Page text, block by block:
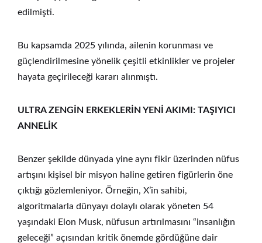
edilmişti.
Bu kapsamda 2025 yılında, ailenin korunması ve
güçlendirilmesine yönelik çeşitli etkinlikler ve projeler
hayata geçirileceği kararı alınmıştı.
ULTRA ZENGİN ERKEKLERİN YENİ AKIMI: TAŞIYICI
ANNELİK
Benzer şekilde dünyada yine aynı fikir üzerinden nüfus
artışını kişisel bir misyon haline getiren figürlerin öne
çıktığı gözlemleniyor. Örneğin, X’in sahibi,
algoritmalarla dünyayı dolaylı olarak yöneten 54
yaşındaki Elon Musk, nüfusun artırılmasını “insanlığın
geleceği” açısından kritik önemde gördüğüne dair